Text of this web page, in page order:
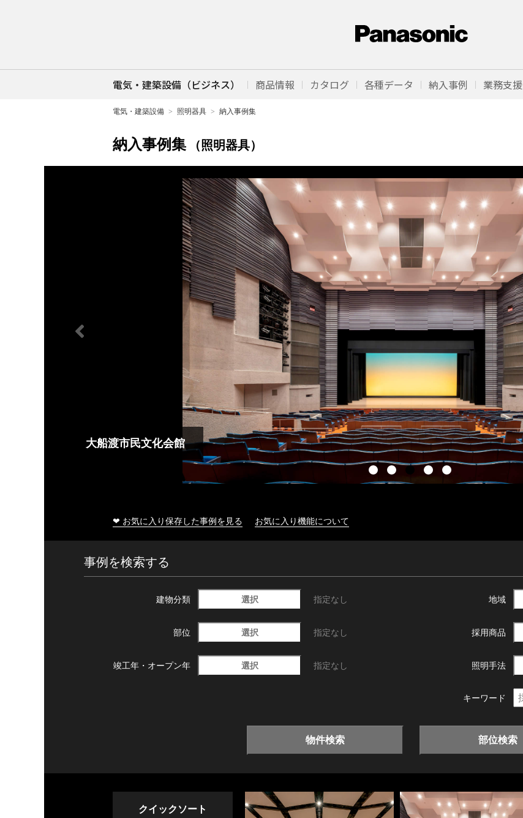
電気・建築設備（ビジネス） 商品情報 カタログ 各種データ 納入事例 業務支援
電気・建築設備 照明器具 納入事例集
納入事例集 （照明器具）
大船渡市民文化会館
❤ お気に入り保存した事例を見る お気に入り機能について
事例を検索する
建物分類 選択 指定なし 地域
部位 選択 指定なし 採用商品
竣工年・ オープン年 選択 指定なし 照明手法
キーワード
物件検索 部位検索
クイックソート